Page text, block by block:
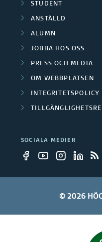
STUDENT
ANSTÄLLD
ALUMN
JOBBA HOS OSS
PRESS OCH MEDIA
OM WEBBPLATSEN
INTEGRITETSPOLICY
SOCIALA MEDIER
© 2026